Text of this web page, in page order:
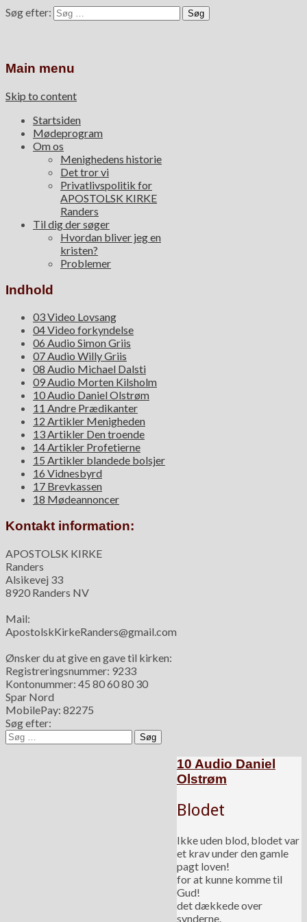
Søg efter:
Main menu
Skip to content
Startsiden
Mødeprogram
Om os
Menighedens historie
Det tror vi
Privatlivspolitik for
APOSTOLSK KIRKE
Randers
Til dig der søger
Hvordan bliver jeg en
kristen?
Problemer
Indhold
03 Video Lovsang
04 Video forkyndelse
06 Audio Simon Griis
07 Audio Willy Griis
08 Audio Michael Dalsti
09 Audio Morten Kilsholm
10 Audio Daniel Olstrøm
11 Andre Prædikanter
12 Artikler Menigheden
13 Artikler Den troende
14 Artikler Profetierne
15 Artikler blandede bolsjer
16 Vidnesbyrd
17 Brevkassen
18 Mødeannoncer
Kontakt information:
APOSTOLSK KIRKE
Randers
Alsikevej 33
8920 Randers NV
Mail:
ApostolskKirkeRanders@gmail.com
Ønsker du at give en gave til kirken:
Registreringsnummer: 9233
Kontonummer: 45 80 60 80 30
Spar Nord
MobilePay: 82275
Søg efter:
10 Audio Daniel
Olstrøm
Blodet
Ikke uden blod, blodet var
et krav under den gamle
pagt loven!
for at kunne komme til
Gud!
det dækkede over
synderne.